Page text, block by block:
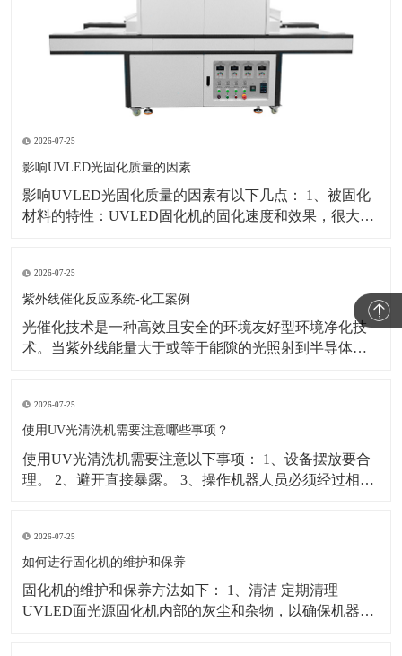
2026-07-25
影响UVLED光固化质量的因素
影响UVLED光固化质量的因素有以下几点： 1、被固化
材料的特性：UVLED固化机的固化速度和效果，很大部
的厚度内吸收进波长的多少。 3、温度：环境温度及被固
化材料的温度等都会影响光固化质量。 4、
2026-07-25
紫外线催化反应系统-化工案例
光催化技术是一种高效且安全的环境友好型环境净化技
术。当紫外线能量大于或等于能隙的光照射到半导体纳
由于纳米材料中存在大量的缺陷和悬键，这些缺陷和悬
键能俘获电子或空穴并阻止电子和空穴的重新复合。 这
些被俘
2026-07-25
使用UV光清洗机需要注意哪些事项？
使用UV光清洗机需要注意以下事项： 1、设备摆放要合
理。 2、避开直接暴露。 3、操作机器人员必须经过相关
检查导轨和滑块清洁状况，每月注润滑油一次。 6、UV
灯至少每月清理一次过滤网和扇叶的墨迹
2026-07-25
如何进行固化机的维护和保养
固化机的维护和保养方法如下： 1、清洁 定期清理
UVLED面光源固化机内部的灰尘和杂物，以确保机器内